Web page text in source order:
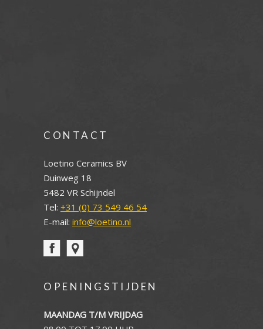
CONTACT
Loetino Ceramics BV
Duinweg 18
5482 VR Schijndel
Tel: +31 (0) 73 549 46 54
E-mail: info@loetino.nl
OPENINGSTIJDEN
MAANDAG T/M VRIJDAG